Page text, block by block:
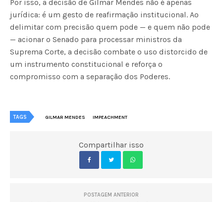
Por isso, a decisão de Gilmar Mendes não é apenas
jurídica: é um gesto de reafirmação institucional. Ao
delimitar com precisão quem pode — e quem não pode
— acionar o Senado para processar ministros da
Suprema Corte, a decisão combate o uso distorcido de
um instrumento constitucional e reforça o
compromisso com a separação dos Poderes.
TAGS GILMAR MENDES IMPEACHMENT
Compartilhar isso
POSTAGEM ANTERIOR